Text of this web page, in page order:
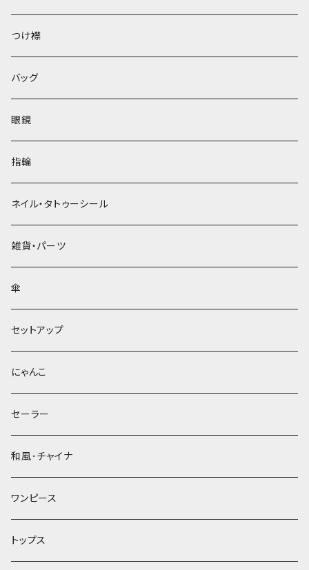
ベレー帽
つけ襟
バッグ
眼鏡
指輪
ネイル・タトゥーシール
雑貨・パーツ
傘
セットアップ
にゃんこ
セーラー
和風･チャイナ
ワンピース
トップス